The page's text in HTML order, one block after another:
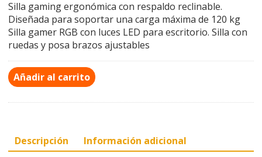
Silla gaming ergonómica con respaldo reclinable.
Diseñada para soportar una carga máxima de 120 kg
Silla gamer RGB con luces LED para escritorio. Silla con
ruedas y posa brazos ajustables
Añadir al carrito
Descripción Información adicional